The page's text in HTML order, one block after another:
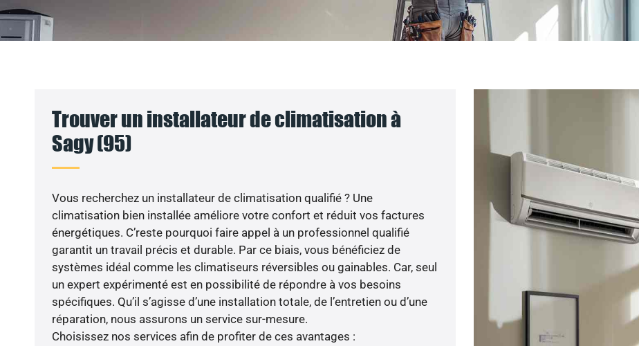
Trouver un installateur de climatisation à
Sagy (95)
Vous recherchez un installateur de climatisation qualifié ? Une
climatisation bien installée améliore votre confort et réduit vos factures
énergétiques. C’reste pourquoi faire appel à un professionnel qualifié
garantit un travail précis et durable. Par ce biais, vous bénéficiez de
systèmes idéal comme les climatiseurs réversibles ou gainables. Car, seul
un expert expérimenté est en possibilité de répondre à vos besoins
spécifiques. Qu’il s’agisse d’une installation totale, de l’entretien ou d’une
réparation, nous assurons un service sur-mesure.
Choisissez nos services afin de profiter de ces avantages :